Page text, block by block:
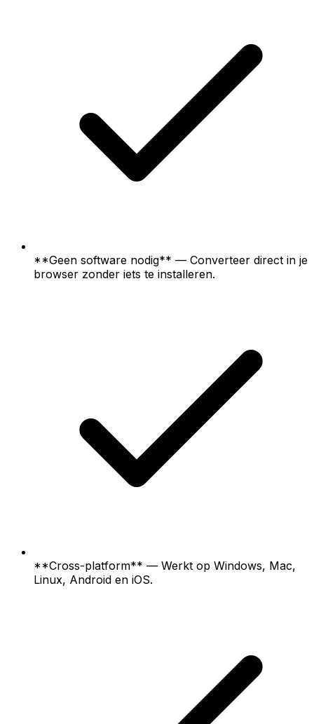
**Geen software nodig** — Converteer direct in je
browser zonder iets te installeren.
**Cross-platform** — Werkt op Windows, Mac,
Linux, Android en iOS.